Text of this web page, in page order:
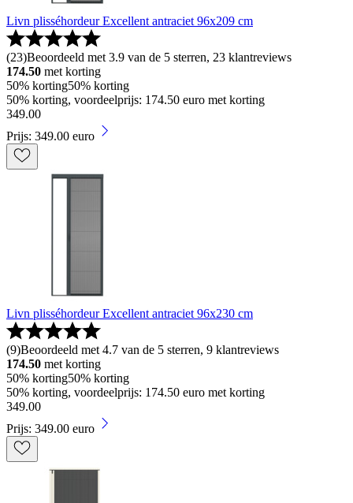
Livn plisséhordeur Excellent antraciet 96x209 cm
(23)Beoordeeld met 3.9 van de 5 sterren, 23 klantreviews
174.50 met korting
50% korting50% korting
50% korting, voordeelprijs: 174.50 euro met korting
349.00
Prijs: 349.00 euro
Livn plisséhordeur Excellent antraciet 96x230 cm
(9)Beoordeeld met 4.7 van de 5 sterren, 9 klantreviews
174.50 met korting
50% korting50% korting
50% korting, voordeelprijs: 174.50 euro met korting
349.00
Prijs: 349.00 euro